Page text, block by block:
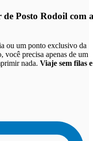
Posto Rodoil com
ou um ponto exclusivo da
precisa apenas de um
nada. Viaje sem filas e